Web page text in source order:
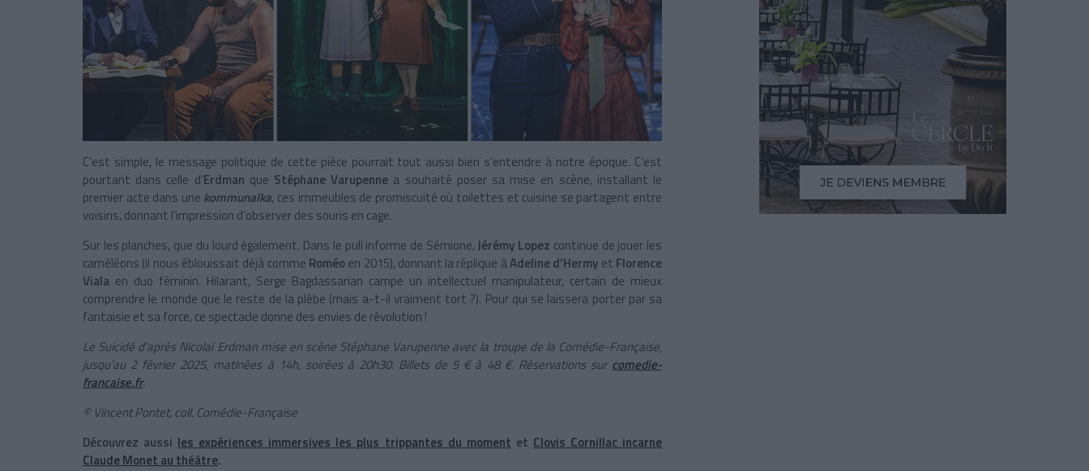
C’est simple, le message politique de cette pièce pourrait tout aussi bien s’entendre à notre époque. C’est
pourtant dans celle d’Erdman que Stéphane Varupenne a souhaité poser sa mise en scène, installant le
premier acte dans une kommunalka, ces immeubles de promiscuité où toilettes et cuisine se partagent entre
voisins, donnant l’impression d’observer des souris en cage.
Sur les planches, que du lourd également. Dans le pull informe de Sémione,Jérémy Lopez continue de jouer les
caméléons (il nous éblouissait déjà comme Roméoen 2015), donnant la réplique àAdeline d’Hermy et Florence
Viala en duo féminin. Hilarant, Serge Bagdassarian campe un intellectuel manipulateur, certain de mieux
comprendre le monde que le reste de la plèbe (mais a-t-il vraiment tort ?). Pour qui se laissera porter par sa
fantaisie et sa force, ce spectacle donne des envies de révolution !
Le Suicidé d’après Nicolaï Erdman mise en scène Stéphane Varupenne avec la troupe de la Comédie-Française,
jusqu’au 2 février 2025, matinées à 14h, soirées à 20h30. Billets de 5 € à 48 €. Réservations sur comedie-
francaise.fr.
© Vincent Pontet, coll. Comédie-Française
Découvrez aussi les expériences immersives les plus trippantes du moment et Clovis Cornillac incarne
Claude Monet au théâtre.